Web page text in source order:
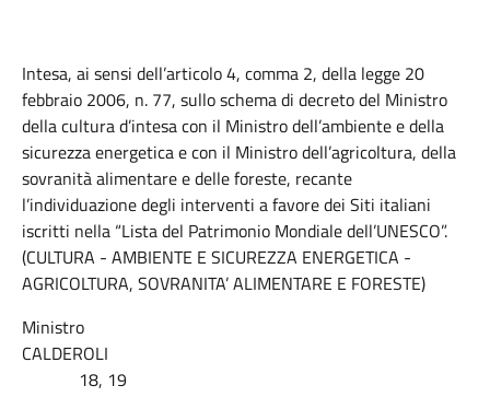
Intesa, ai sensi dell’articolo 4, comma 2, della legge 20
febbraio 2006, n. 77, sullo schema di decreto del Ministro
della cultura d’intesa con il Ministro dell’ambiente e della
sicurezza energetica e con il Ministro dell’agricoltura, della
sovranità alimentare e delle foreste, recante
l’individuazione degli interventi a favore dei Siti italiani
iscritti nella “Lista del Patrimonio Mondiale dell’UNESCO”.
(CULTURA - AMBIENTE E SICUREZZA ENERGETICA -
AGRICOLTURA, SOVRANITA’ ALIMENTARE E FORESTE)
Ministro
CALDEROLI
18, 19